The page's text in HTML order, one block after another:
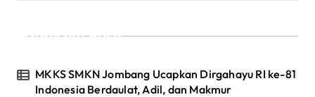
Recent Posts
MKKS SMKN Jombang Ucapkan Dirgahayu RI ke-81
Indonesia Berdaulat, Adil, dan Makmur